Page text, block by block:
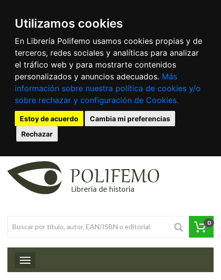
Utilizamos cookies
En Librería Polifemo usamos cookies propias y de
terceros, redes sociales y analíticas para analizar
el tráfico web y para mostrarte contenidos
personalizados y anuncios adecuados. Más
información sobre nuestra política de cookies y/o
sobre rechazar y configuración de Cookies.
Estoy de acuerdo
Cambia mi preferencias
Rechazar
0
Toggle navigation